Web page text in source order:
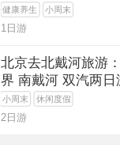
健康养生 小周末
1日游
北京去北戴河旅游
界 南戴河 双汽两日
小周末 休闲度假
2日游